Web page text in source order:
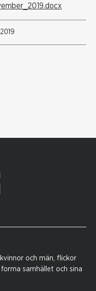
och män, flickor
samhället och sina